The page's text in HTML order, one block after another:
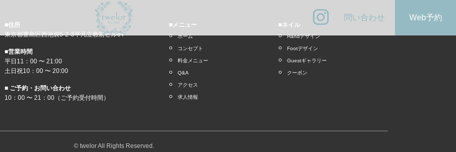
問い合わせ Web予約
■住所
東京都豊島区西池袋5-2-3平凡立教前ビル6Ｆ
■営業時間
平日11：00 〜 21:00
土日祝10：00 〜 20:00
■ ご予約・お問い合わせ
10：00 〜 21：00（ご予約受付時間）
■メニュー
ホーム
コンセプト
料金メニュー
Q&A
アクセス
求人情報
■ネイル
Handデザイン
Footデザイン
Guestギャラリー
クーポン
© twelor All Rights Reserved.